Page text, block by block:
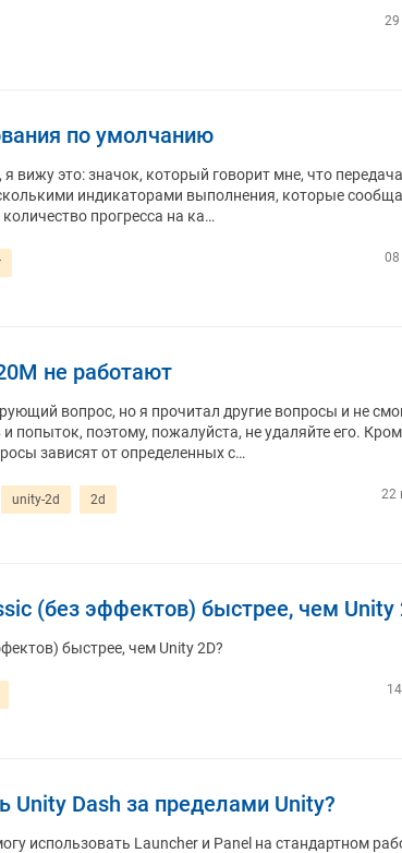
29
по умолчанию
вижу это: значок, который говорит мне, что
индикаторами выполнения, которые
прогресса на ка…
08
не работают
вопрос, но я прочитал другие вопросы и не
попыток, поэтому, пожалуйста, не удаляйте его.
зависят от определенных с…
unity-2d 2d 22
(без эффектов) быстрее, чем Unity
быстрее, чем Unity 2D?
Unity Dash за пределами Unity?
использовать Launcher и Panel на стандартном